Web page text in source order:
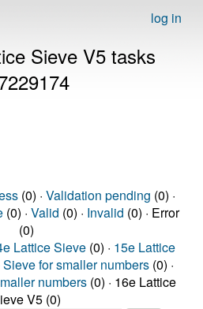
log in
Sieve V5 tasks
(0) · Validation pending (0) ·
(0) · Valid (0) · Invalid (0) · Error
(0)
Lattice Sieve (0) · 15e Lattice
for smaller numbers (0) ·
numbers (0) · 16e Lattice
V5 (0)